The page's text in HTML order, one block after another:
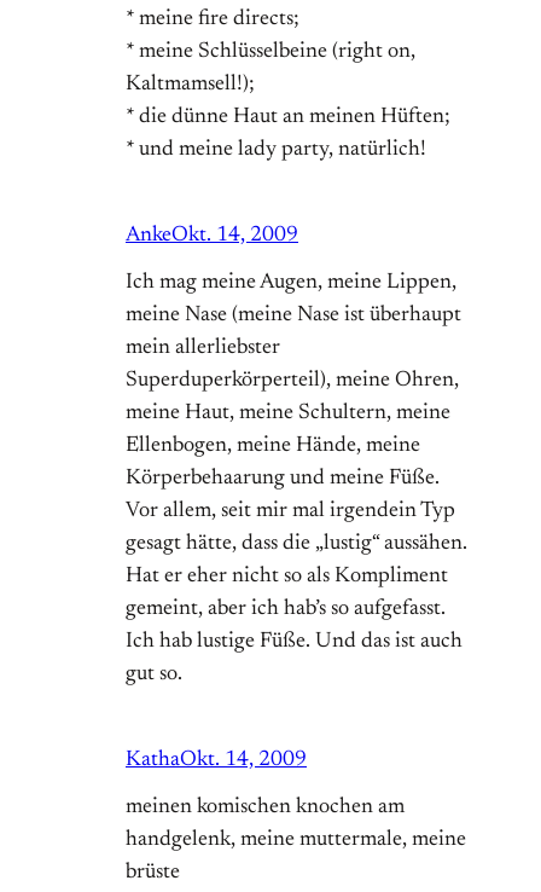
* meine fire directs;
* meine Schlüsselbeine (right on,
Kaltmamsell!);
* die dünne Haut an meinen Hüften;
* und meine lady party, natürlich!
AnkeOkt. 14, 2009
Ich mag meine Augen, meine Lippen,
meine Nase (meine Nase ist überhaupt
mein allerliebster
Superduperkörperteil), meine Ohren,
meine Haut, meine Schultern, meine
Ellenbogen, meine Hände, meine
Körperbehaarung und meine Füße.
Vor allem, seit mir mal irgendein Typ
gesagt hätte, dass die „lustig“ aussähen.
Hat er eher nicht so als Kompliment
gemeint, aber ich hab’s so aufgefasst.
Ich hab lustige Füße. Und das ist auch
gut so.
KathaOkt. 14, 2009
meinen komischen knochen am
handgelenk, meine muttermale, meine
brüste